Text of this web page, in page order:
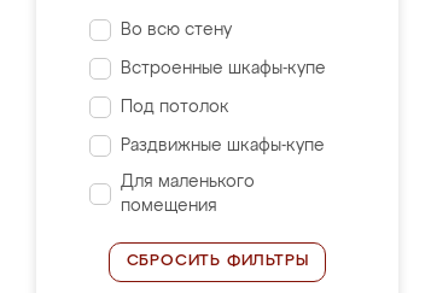
Во всю стену
Встроенные шкафы-купе
Под потолок
Раздвижные шкафы-купе
Для маленького
помещения
СБРОСИТЬ ФИЛЬТРЫ